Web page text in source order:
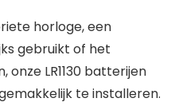
horloge, een
gebruikt of het
onze LR1130 batterijen
te installeren.